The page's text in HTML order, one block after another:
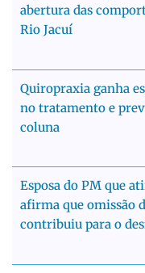
abertura das
Rio Jacuí
Quiropraxia ganha
no tratamento e
coluna
Esposa do PM que
afirma que omissão
contribuiu para o